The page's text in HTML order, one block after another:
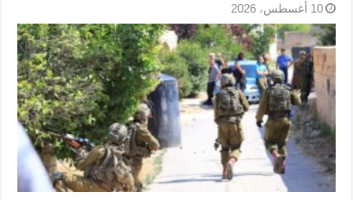
10 أغسطس، 2026